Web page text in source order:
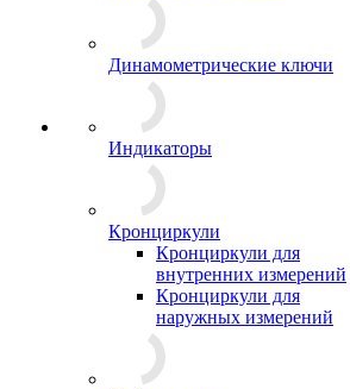
Динамометрические ключи
Индикаторы
Кронциркули
Кронциркули для
внутренних измерений
Кронциркули для
наружных измерений